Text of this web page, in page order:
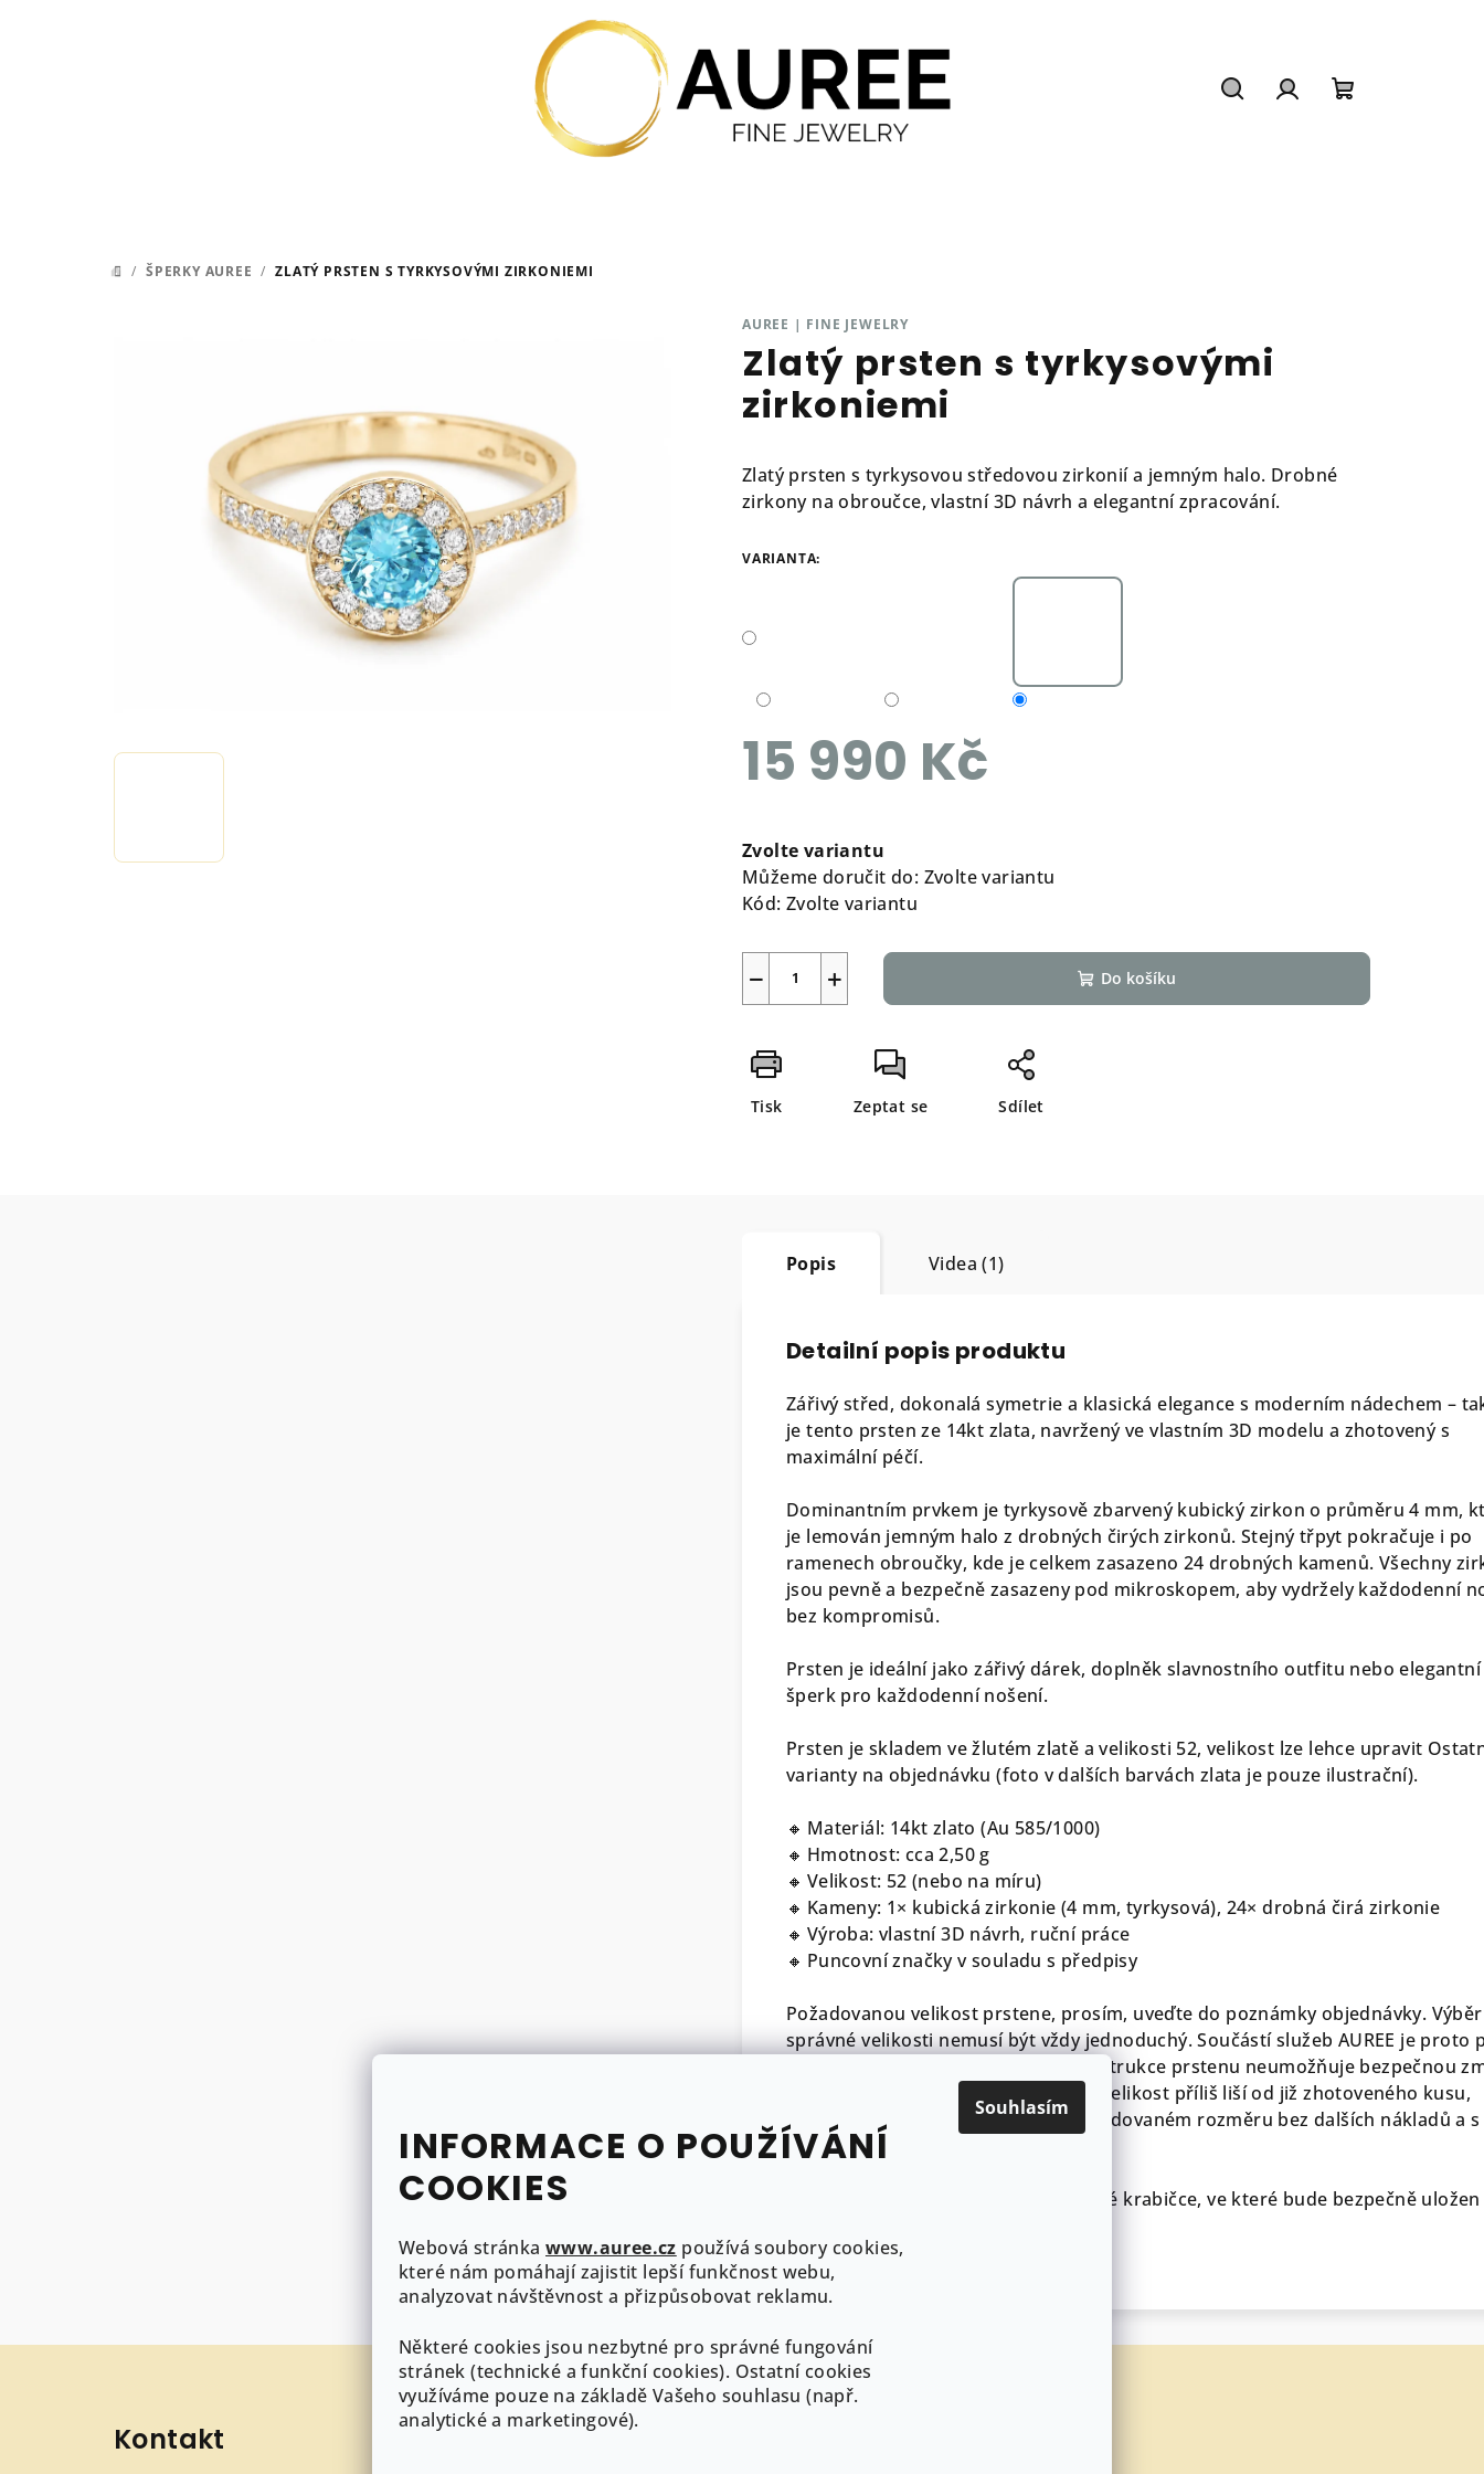
INFORMACE O POUŽÍVÁNÍ
COOKIES
Webová stránka www.auree.cz používá soubory cookies,
které nám pomáhají zajistit lepší funkčnost webu,
analyzovat návštěvnost a přizpůsobovat reklamu.
Některé cookies jsou nezbytné pro správné fungování
stránek (technické a funkční cookies). Ostatní cookies
využíváme pouze na základě Vašeho souhlasu (např.
analytické a marketingové).
Souhlasím
DOMŮ
/ ŠPERKY AUREE / ZLATÝ PRSTEN S TYRKYSOVÝMI ZIRKONIEMI
AUREE | FINE JEWELRY
Zlatý prsten s tyrkysovými
zirkoniemi
Zlatý prsten s tyrkysovou středovou zirkonií a jemným halo. Drobné
zirkony na obroučce, vlastní 3D návrh a elegantní zpracování.
VARIANTA:
15 990 Kč
cena:
Zvolte variantu
Můžeme doručit do: Zvolte variantu
Kód: Zvolte variantu
+
− Do košíku
Tisk Zeptat se Sdílet
Popis Videa (1)
Detailní popis produktu
Zářivý střed, dokonalá symetrie a klasická elegance s moderním nádechem –
je tento prsten ze 14kt zlata, navržený ve vlastním 3D modelu a zhotovený s
maximální péčí.
Dominantním prvkem je tyrkysově zbarvený kubický zirkon o průměru 4 mm,
je lemován jemným halo z drobných čirých zirkonů. Stejný třpyt pokračuje i po
ramenech obroučky, kde je celkem zasazeno 24 drobných kamenů. Všechny
jsou pevně a bezpečně zasazeny pod mikroskopem, aby vydržely každodenní
bez kompromisů.
Prsten je ideální jako zářivý dárek, doplněk slavnostního outfitu nebo elegantní
šperk pro každodenní nošení.
Prsten je skladem ve žlutém zlatě a velikosti 52, velikost lze lehce upravit
varianty na objednávku (foto v dalších barvách zlata je pouze ilustrační).
🔸 Materiál: 14kt zlato (Au 585/1000)
🔸 Hmotnost: cca 2,50 g
🔸 Velikost: 52 (nebo na míru)
🔸 Kameny: 1× kubická zirkonie (4 mm, tyrkysová), 24× drobná čirá zirkonie
🔸 Výroba: vlastní 3D návrh, ruční práce
🔸 Puncovní značky v souladu s předpisy
Požadovanou velikost prstene, prosím, uveďte do poznámky objednávky. Výběr
správné velikosti nemusí být vždy jednoduchý. Součástí služeb AUREE je proto
úprava velikosti zdarma. Pokud konstrukce prstenu neumožňuje bezpečnou
velikosti, nebo pokud se objednaná velikost příliš liší od již zhotoveného kusu,
vyrobíme pro Vás nový prsten v požadovaném rozměru bez dalších nákladů a s
dodáním přibližně do 3 týdnů.
Prsten vám přijde v elegantní dárkové krabičce, ve které bude bezpečně uložen
Kontakt Informace pro Vás